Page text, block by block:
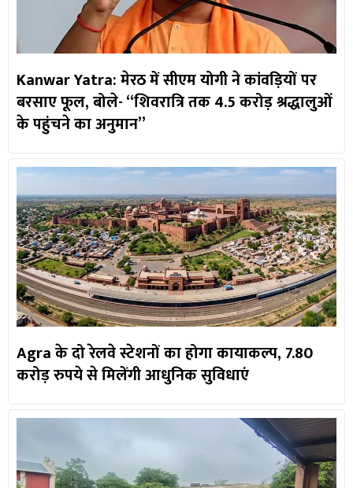
Kanwar Yatra: मेरठ में सीएम योगी ने कांवड़ियों पर
बरसाए फूल, बोले- “शिवरात्रि तक 4.5 करोड़ श्रद्धालुओं
के पहुंचने का अनुमान”
Agra के दो रेलवे स्टेशनों का होगा कायाकल्प, 7.80
करोड़ रुपये से मिलेंगी आधुनिक सुविधाएं